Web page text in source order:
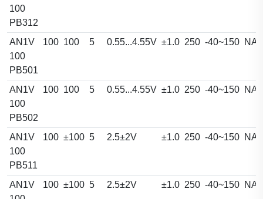
100
PB312
AN1V
100
PB501
100 100 5 0.55...4.55V ±1.0 250 -40~150 NA
AN1V
100
PB502
100 100 5 0.55...4.55V ±1.0 250 -40~150 NA
AN1V
100
PB511
100 ±100 5 2.5±2V ±1.0 250 -40~150 NA
AN1V
100 ±100 5 2.5±2V ±1.0 250 -40~150 NA